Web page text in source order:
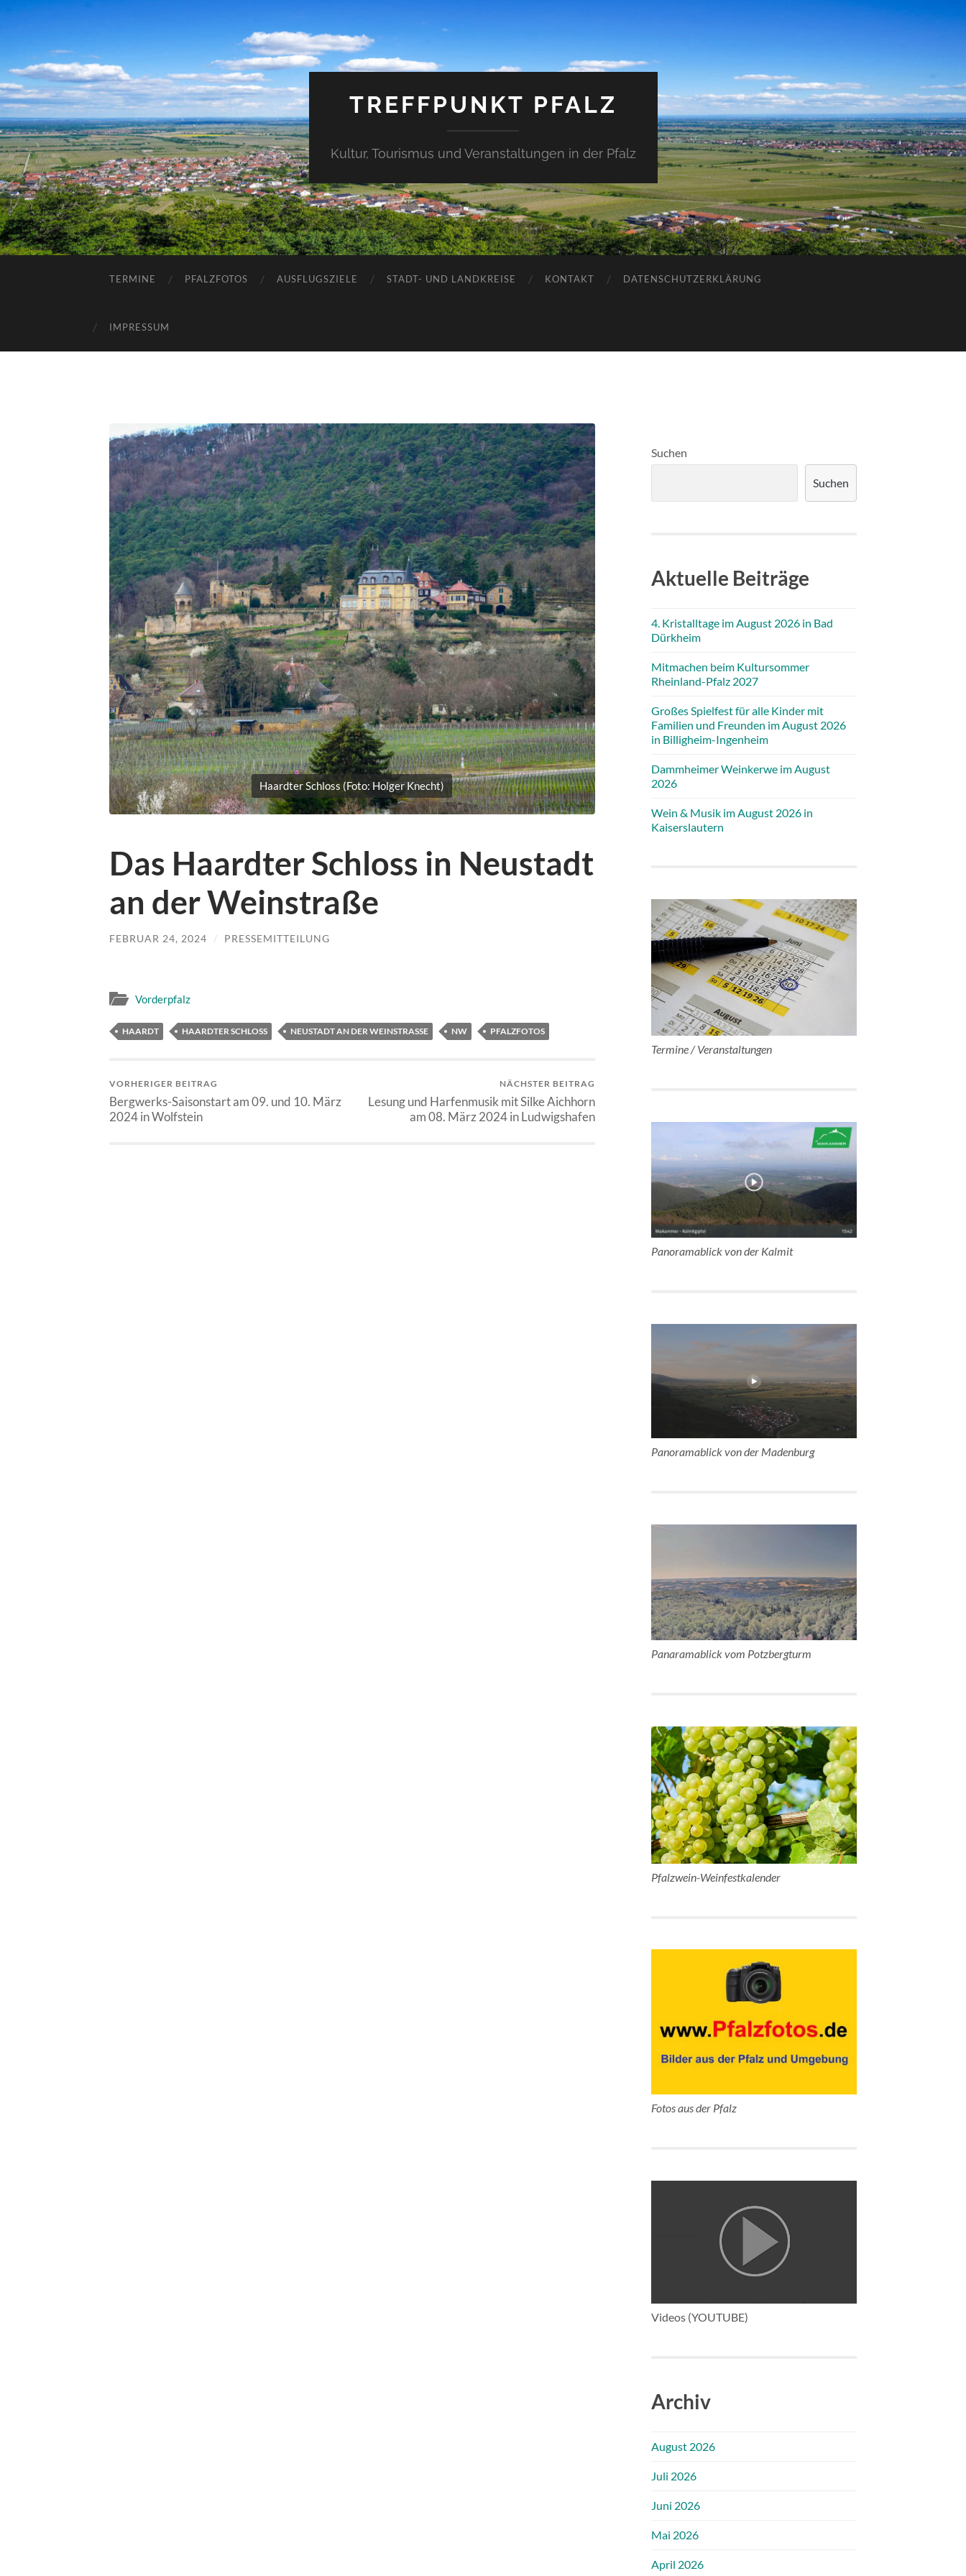
TREFFPUNKT PFALZ
Kultur, Tourismus und Veranstaltungen in der Pfalz
TERMINE PFALZFOTOS AUSFLUGSZIELE STADT- UND LANDKREISE KONTAKT DATENSCHUTZERKLÄRUNG
IMPRESSUM
Haardter Schloss (Foto: Holger Knecht)
Das Haardter Schloss in Neustadt
an der Weinstraße
FEBRUAR 24, 2024 / PRESSEMITTEILUNG
Vorderpfalz
HAARDT HAARDTER SCHLOSS NEUSTADT AN DER WEINSTRASSE NW PFALZFOTOS
VORHERIGER BEITRAG
Bergwerks-Saisonstart am 09. und 10. März
2024 in Wolfstein
NÄCHSTER BEITRAG
Lesung und Harfenmusik mit Silke Aichhorn
am 08. März 2024 in Ludwigshafen
Suchen
Suchen
Aktuelle Beiträge
4. Kristalltage im August 2026 in Bad
Dürkheim
Mitmachen beim Kultursommer
Rheinland-Pfalz 2027
Großes Spielfest für alle Kinder mit
Familien und Freunden im August 2026
in Billigheim-Ingenheim
Dammheimer Weinkerwe im August
2026
Wein & Musik im August 2026 in
Kaiserslautern
Termine / Veranstaltungen
Panoramablick von der Kalmit
Panoramablick von der Madenburg
Panaramablick vom Potzbergturm
Pfalzwein-Weinfestkalender
Fotos aus der Pfalz
Videos (YOUTUBE)
Archiv
August 2026
Juli 2026
Juni 2026
Mai 2026
April 2026